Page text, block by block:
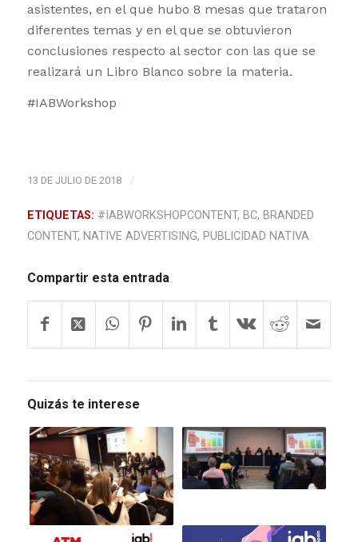
asistentes, en el que hubo 8 mesas que trataron
diferentes temas y en el que se obtuvieron
conclusiones respecto al sector con las que se
realizará un Libro Blanco sobre la materia.
#IABWorkshop
13 DE JULIO DE 2018 /
ETIQUETAS: #IABWORKSHOPCONTENT, BC, BRANDED
CONTENT, NATIVE ADVERTISING, PUBLICIDAD NATIVA
Compartir esta entrada
Quizás te interese